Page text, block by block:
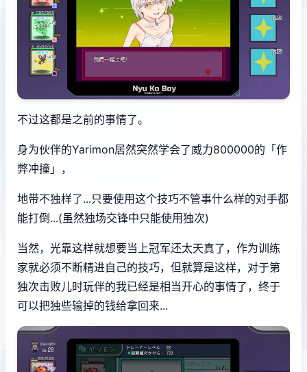
不过这都是之前的事情了。
身为伙伴的Yarimon居然突然学会了威力800000的「作
弊冲撞」，
地带不独样了...只要使用这个技巧不管事什么样的对手都
能打倒...(虽然独场交锋中只能使用独次)
当然，光靠这样就想要当上冠军还太天真了，作为训练
家就必须不断精进自己的技巧，但就算是这样，对于第
独次击败儿时玩伴的我已经是相当开心的事情了，终于
可以把独些输掉的钱给拿回来...